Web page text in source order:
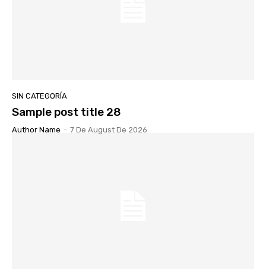
SIN CATEGORÍA
Sample post title 28
Author Name - 7 De August De 2026